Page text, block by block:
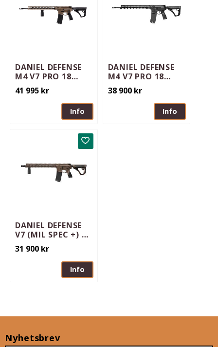
DANIEL DEFENSE
M4 V7 PRO 18
AR15 | FDE
41 995 kr
Info
DANIEL DEFENSE
M4 V7 PRO 18
AR15 | Svart
38 900kr
Info
DANIEL DEFENSE
V7 (MIL SPEC +) 16
AR15
31 900 kr
Lägg till i favoriter
Info
Nyhetsbrev